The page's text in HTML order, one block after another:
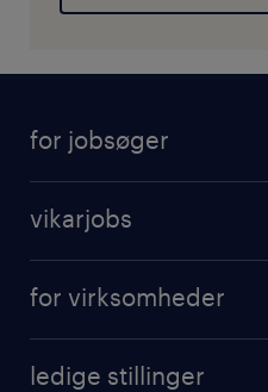
for jobsøger
vikarjobs
for virksomheder
ledige stillinger